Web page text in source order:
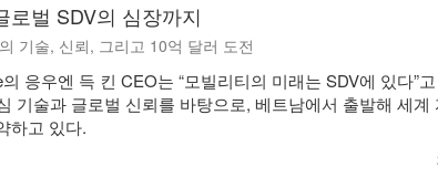
로벌 SDV의 심장까지
기술, 신뢰, 그리고 10억 달러 도전
응우엔 득 킨 CEO는 “모빌리티의 미래는 SDV에 있다”
기술과 글로벌 신뢰를 바탕으로, 베트남에서 출발해 세계
하고 있다.